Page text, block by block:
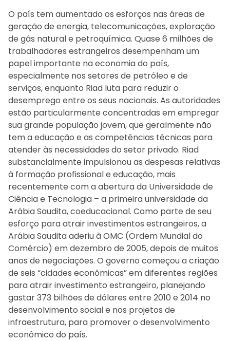
O país tem aumentado os esforços nas áreas de
geração de energia, telecomunicações, exploração
de gás natural e petroquímica. Quase 6 milhões de
trabalhadores estrangeiros desempenham um
papel importante na economia do país,
especialmente nos setores de petróleo e de
serviços, enquanto Riad luta para reduzir o
desemprego entre os seus nacionais. As autoridades
estão particularmente concentradas em empregar
sua grande população jovem, que geralmente não
tem a educação e as competências técnicas para
atender às necessidades do setor privado. Riad
substancialmente impulsionou as despesas relativas
à formação profissional e educação, mais
recentemente com a abertura da Universidade de
Ciência e Tecnologia – a primeira universidade da
Arábia Saudita, coeducacional. Como parte de seu
esforço para atrair investimentos estrangeiros, a
Arábia Saudita aderiu à OMC (Ordem Mundial do
Comércio) em dezembro de 2005, depois de muitos
anos de negociações. O governo começou a criação
de seis “cidades econômicas” em diferentes regiões
para atrair investimento estrangeiro, planejando
gastar 373 bilhões de dólares entre 2010 e 2014 no
desenvolvimento social e nos projetos de
infraestrutura, para promover o desenvolvimento
econômico do país.